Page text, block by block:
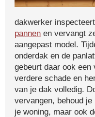
dakwerker
pannen en vervangt
aangepast model.
onderdak en de
gebeurt daar ook
verdere schade en
van je dak volledig.
vervangen, behoud
je woning, maar ook